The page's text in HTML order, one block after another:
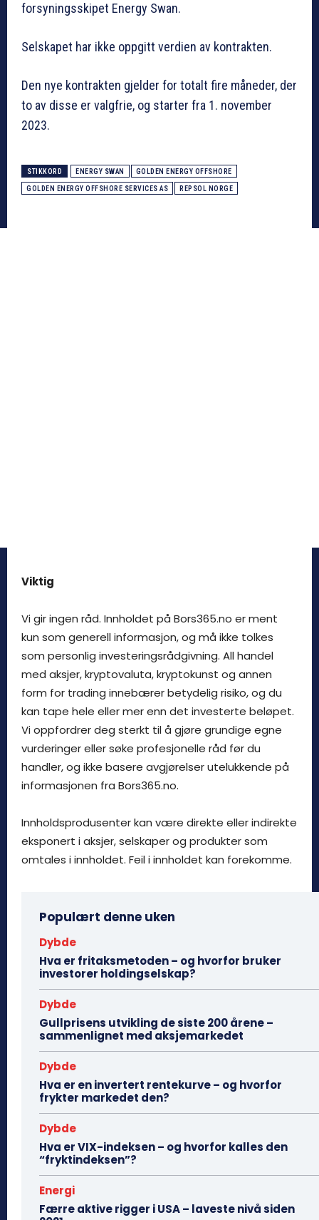
forsyningsskipet Energy Swan.
Selskapet har ikke oppgitt verdien av kontrakten.
Den nye kontrakten gjelder for totalt fire måneder, der
to av disse er valgfrie, og starter fra 1. november
2023.
STIKKORD ENERGY SWAN GOLDEN ENERGY OFFSHORE
GOLDEN ENERGY OFFSHORE SERVICES AS REPSOL NORGE
Viktig
Vi gir ingen råd. Innholdet på Bors365.no er ment
kun som generell informasjon, og må ikke tolkes
som personlig investeringsrådgivning. All handel
med aksjer, kryptovaluta, kryptokunst og annen
form for trading innebærer betydelig risiko, og du
kan tape hele eller mer enn det investerte beløpet.
Vi oppfordrer deg sterkt til å gjøre grundige egne
vurderinger eller søke profesjonelle råd før du
handler, og ikke basere avgjørelser utelukkende på
informasjonen fra Bors365.no.
Innholdsprodusenter kan være direkte eller indirekte
eksponert i aksjer, selskaper og produkter som
omtales i innholdet. Feil i innholdet kan forekomme.
Populært denne uken
Dybde
Hva er fritaksmetoden – og hvorfor bruker
investorer holdingselskap?
Dybde
Gullprisens utvikling de siste 200 årene –
sammenlignet med aksjemarkedet
Dybde
Hva er en invertert rentekurve – og hvorfor
frykter markedet den?
Dybde
Hva er VIX-indeksen – og hvorfor kalles den
“fryktindeksen”?
Energi
Færre aktive rigger i USA – laveste nivå siden